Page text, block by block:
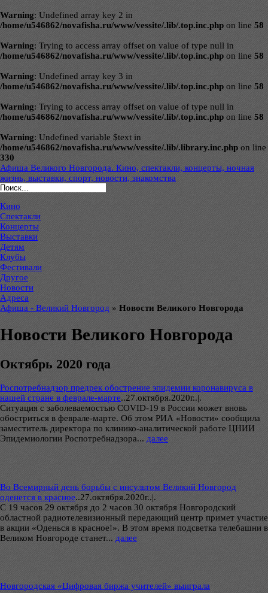
Warning: Undefined array key 2 in
/home/u546862/novafisha.ru/www/vessite/.lib/.top.inc.php on line 58
Warning: Trying to access array offset on value of type null in
/home/u546862/novafisha.ru/www/vessite/.lib/.top.inc.php on line 58
Warning: Undefined array key 3 in
/home/u546862/novafisha.ru/www/vessite/.lib/.top.inc.php on line 58
Warning: Trying to access array offset on value of type null in
/home/u546862/novafisha.ru/www/vessite/.lib/.top.inc.php on line 58
Warning: Undefined variable $text in
/home/u546862/novafisha.ru/www/vessite/.lib/.library.inc.php on line
330
Афиша Великого Новгорода. Кино, спектакли, концерты, ночная
жизнь, выставки, спорт, новости, знакомства
Кино
Спектакли
Концерты
Выставки
Детям
Клубы
Фестивали
Другое
Новости
Адреса
Афиша - Великий Новгород » Новости Великого Новгорода
Новости Великого Новгорода
Октябрь 2020 года
Роспотребнадзор предрек обострение эпидемии коронавируса в
нашей стране в феврале-марте..27.октября.2020г..|.
Ситуация с заболеваемостью COVID-19 в России может вновь
обостриться в феврале-марте. Об этом РИА «Новости» сообщила
заместитель директора по клинико-аналитической работе ЦНИИ
Эпидемиологии Роспотребнадзора... далее
Во Всемирный день борьбы с инсультом Великий Новгород
оденется в красное..27.октября.2020г..|.
С 19 часов 29 октября до 2 часов 30 октября Новгородский
областной радиотелевизионный передающий центр примет участие
в акции «Оденься в красное!». В этом время подсветка телебашни в
Великом Новгороде станет... далее
Новгородская «Цифровая биржа учителей» выиграла